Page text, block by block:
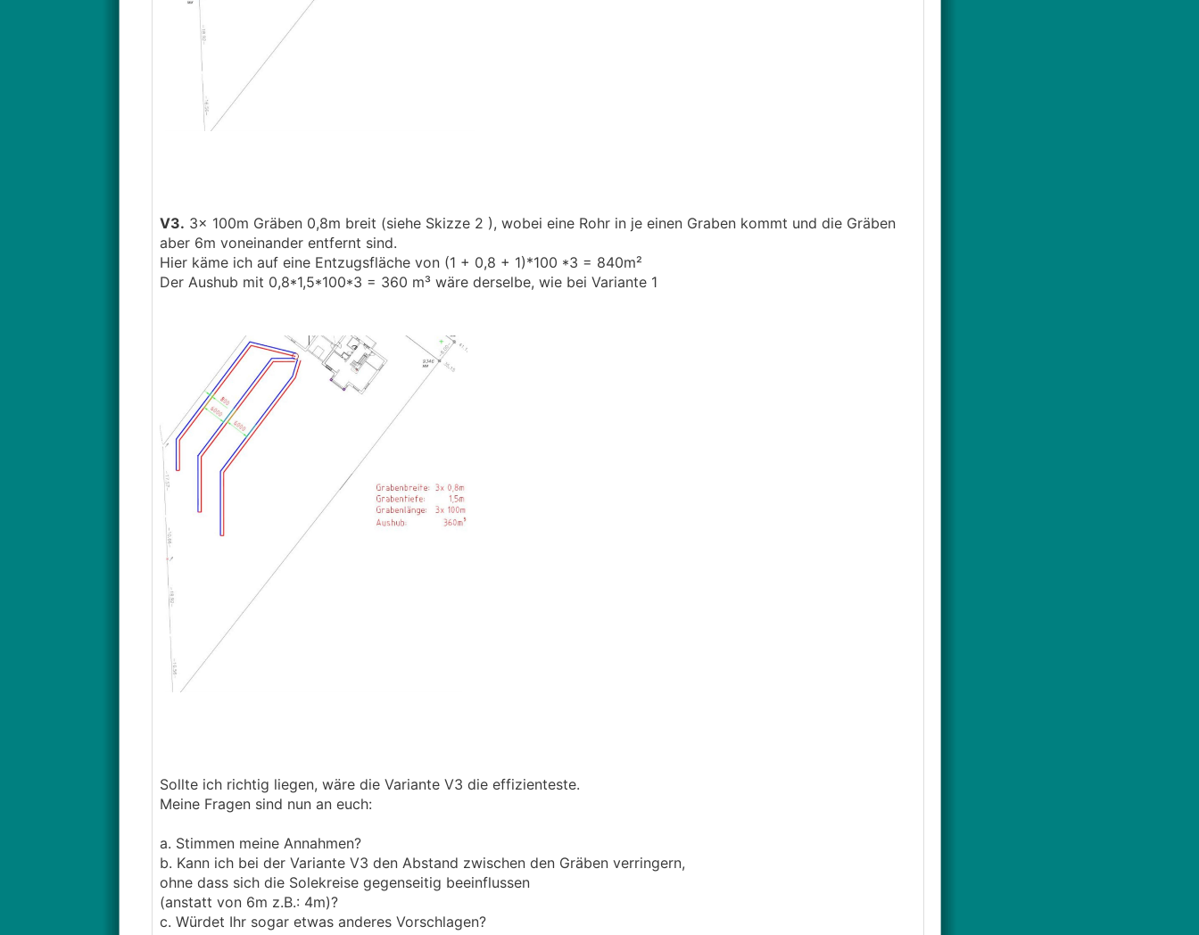
V3. 3x 100m Gräben 0,8m breit (siehe Skizze 2 ), wobei eine Rohr in je einen Graben kommt und die Gräben
aber 6m voneinander entfernt sind.
Hier käme ich auf eine Entzugsfläche von (1 + 0,8 + 1)*100 *3 = 840m²
Der Aushub mit 0,8*1,5*100*3 = 360 m³ wäre derselbe, wie bei Variante 1
Sollte ich richtig liegen, wäre die Variante V3 die effizienteste.
Meine Fragen sind nun an euch:
a. Stimmen meine Annahmen?
b. Kann ich bei der Variante V3 den Abstand zwischen den Gräben verringern,
ohne dass sich die Solekreise gegenseitig beeinflussen
(anstatt von 6m z.B.: 4m)?
c. Würdet Ihr sogar etwas anderes Vorschlagen?